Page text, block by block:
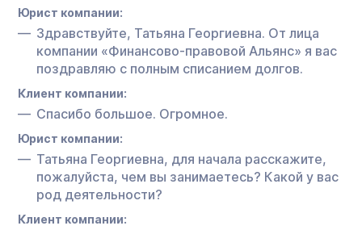
Юрист компании:
Здравствуйте, Татьяна Георгиевна. От лица
компании «Финансово-правовой Альянс» я вас
поздравляю с полным списанием долгов.
Клиент компании:
Спасибо большое. Огромное.
Юрист компании:
Татьяна Георгиевна, для начала расскажите,
пожалуйста, чем вы занимаетесь? Какой у вас
род деятельности?
Клиент компании: